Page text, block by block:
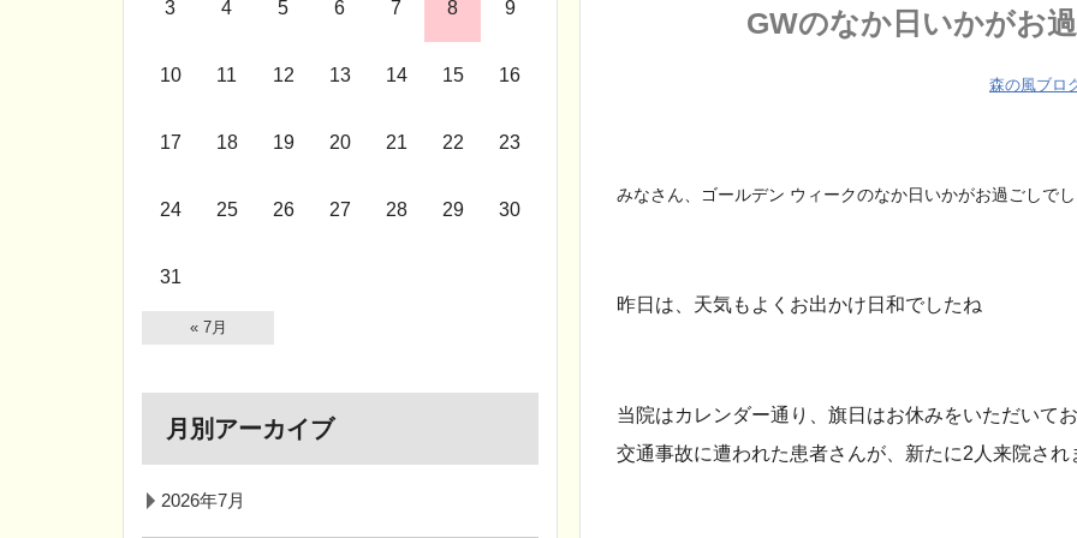
GWのなか日いかがお
森の風ブロ
みなさん、ゴールデン ウィークのなか日いかがお過ごしで
昨日は、天気もよくお出かけ日和でしたね
当院はカレンダー通り、旗日はお休みをいただいて
交通事故に遭われた患者さんが、新たに2人来院され
3 4 5 6 7 8 9
10 11 12 13 14 15 16
17 18 19 20 21 22 23
24 25 26 27 28 29 30
31
« 7月
月別アーカイブ
2026年7月